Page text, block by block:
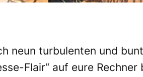
neun turbulenten und
Flair“ auf eure